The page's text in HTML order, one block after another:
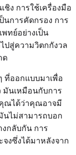
ง การใช้เครื่องมือ
นการคัดกรอง การ
ทย์อย่างเป็น
ปสู่ความวิตกกังวล
ด
ที่ออกแบบมาเพื่อ
มันเหมือนกับการ
ณได้ว่าคุณอาจมี
นไม่สามารถบอก
กลับกัน การ
จงซึ่งได้มาหลังจาก